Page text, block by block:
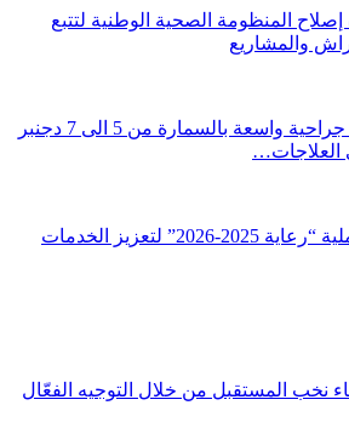
إصلاح المنظومة الصحية الوطنية لتتبع
والمشاريع
تنظيم حملة طبية جراحية واسعة بالسمارة من 5 الى 7 دجنبر
العلاجات…
أزيلال.. انطلاق عملية “رعاية 2025-2026” لتعزيز الخدمات
نخب المستقبل من خلال التوجيه الفعّال